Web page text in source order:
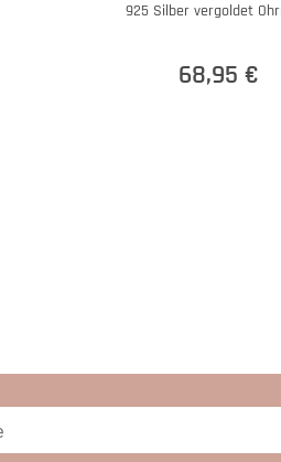
925 Silber vergoldet
68,95 €